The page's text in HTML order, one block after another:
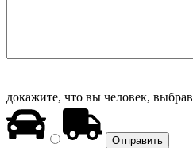
докажите, что вы человек, выбрав